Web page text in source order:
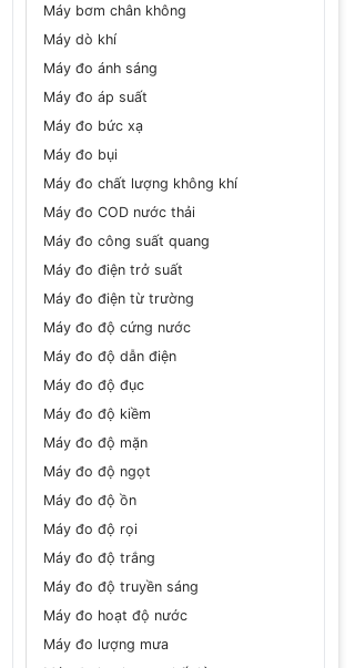
Máy bơm chân không
Máy dò khí
Máy đo ánh sáng
Máy đo áp suất
Máy đo bức xạ
Máy đo bụi
Máy đo chất lượng không khí
Máy đo COD nước thải
Máy đo công suất quang
Máy đo điện trở suất
Máy đo điện từ trường
Máy đo độ cứng nước
Máy đo độ dẫn điện
Máy đo độ đục
Máy đo độ kiềm
Máy đo độ mặn
Máy đo độ ngọt
Máy đo độ ồn
Máy đo độ rọi
Máy đo độ trắng
Máy đo độ truyền sáng
Máy đo hoạt độ nước
Máy đo lượng mưa